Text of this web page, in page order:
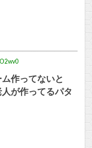
作ってないと
が作ってるパタ